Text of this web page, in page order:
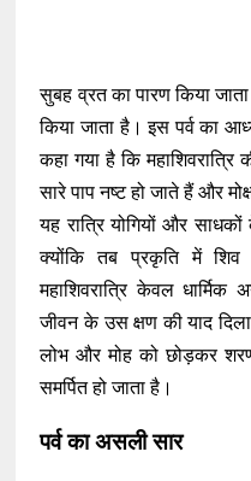
सुबह व्रत का पारण किया
किया जाता है। इस पर्व का
कहा गया है कि
सारे पाप नष्ट हो जाते हैं और
यह रात्रि योगियों और
क्योंकि तब प्रकृति में
महाशिवरात्रि केवल
जीवन के उस क्षण की याद
लोभ और मोह को छोड़कर
समर्पित हो जाता है।
पर्व का असली सार